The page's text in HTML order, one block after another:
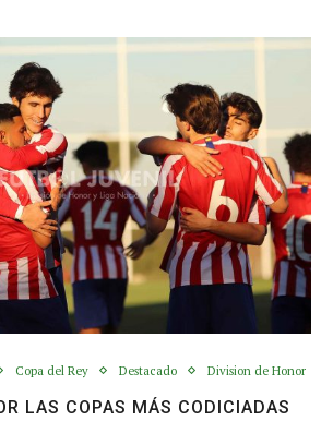
Copa del Rey Destacado Division de Honor
LAS COPAS MÁS CODICIADAS